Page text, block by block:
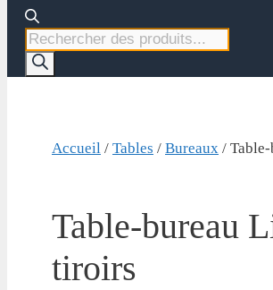
Recherche
de
produits
Accueil / Tables / Bureaux /
Table-bureau
tiroirs